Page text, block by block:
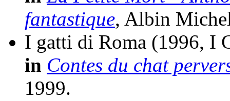
fantastique, Albin
I gatti di Roma (1996, I
in Contes du chat
1999.